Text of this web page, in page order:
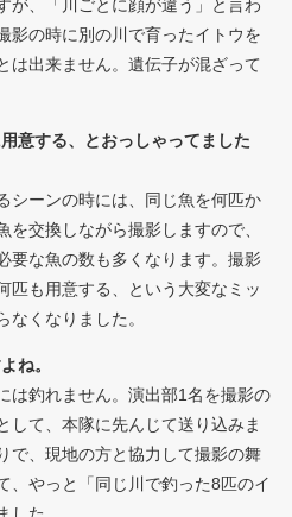
が、「川ごとに顔が違う」と言わ
影の時に別の川で育ったイトウを
は出来ません。遺伝子が混ざって
意する、とおっしゃってました
シーンの時には、同じ魚を何匹か
を交換しながら撮影しますので、
要な魚の数も多くなります。撮影
匹も用意する、という大変なミッ
なくなりました。
ね。
は釣れません。演出部1名を撮影の
して、本隊に先んじて送り込みま
で、現地の方と協力して撮影の舞
、やっと「同じ川で釣った8匹のイ
した。